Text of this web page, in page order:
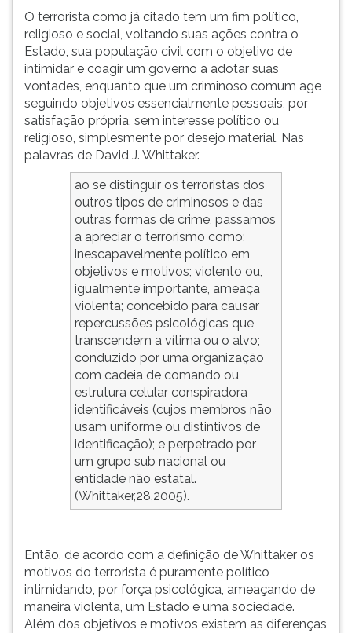
O terrorista como já citado tem um fim político,
religioso e social, voltando suas ações contra o
Estado, sua população civil com o objetivo de
intimidar e coagir um governo a adotar suas
vontades, enquanto que um criminoso comum age
seguindo objetivos essencialmente pessoais, por
satisfação própria, sem interesse político ou
religioso, simplesmente por desejo material. Nas
palavras de David J. Whittaker.
ao se distinguir os terroristas dos
outros tipos de criminosos e das
outras formas de crime, passamos
a apreciar o terrorismo como:
inescapavelmente político em
objetivos e motivos; violento ou,
igualmente importante, ameaça
violenta; concebido para causar
repercussões psicológicas que
transcendem a vítima ou o alvo;
conduzido por uma organização
com cadeia de comando ou
estrutura celular conspiradora
identificáveis (cujos membros não
usam uniforme ou distintivos de
identificação); e perpetrado por
um grupo sub nacional ou
entidade não estatal.
(Whittaker,28,2005).
Então, de acordo com a definição de Whittaker os
motivos do terrorista é puramente político
intimidando, por força psicológica, ameaçando de
maneira violenta, um Estado e uma sociedade.
Além dos objetivos e motivos existem as diferenças